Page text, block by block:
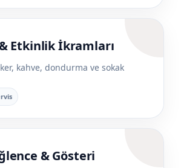
Etkinlik İkramları
kahve, dondurma ve sokak
& Gösteri